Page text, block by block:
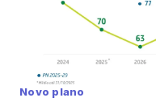
Novo plano